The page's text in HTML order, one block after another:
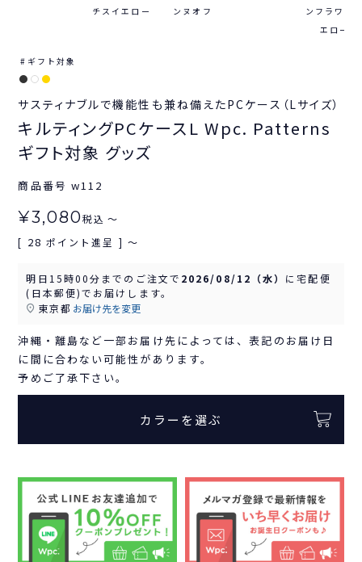
チスイエロー
ンヌオフ
ンフラワー
エロー
ギフト対象
サスティナブルで機能性も兼ね備えたPCケース（Lサイズ）
キルティングPCケースL Wpc. Patterns
ギフト対象 グッズ
商品番号 w112
¥3,080税込 〜
[ 28 ポイント進呈 ] 〜
明日 15時00分 までのご注文で 2026/08/12（水） に宅配便
(日本郵便)でお届けします。
東京都 お届け先を変更
沖縄・離島など一部お届け先によっては、表記のお届け日
に間に合わない可能性があります。
予めご了承下さい。
カラーを選ぶ